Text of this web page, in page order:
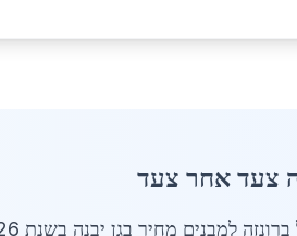
צעד אחר צעד
מחיר בגן יבנה בשנת 2026 כולל שלבים ברורים ומסודרים.